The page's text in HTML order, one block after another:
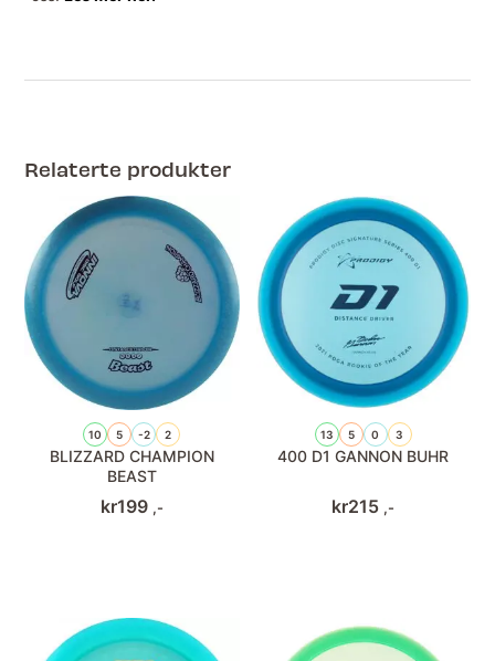
Relaterte produkter
10 5 -2 2
BLIZZARD CHAMPION
BEAST
kr199 ,-
13 5 0 3
400 D1 GANNON BUHR
kr215 ,-